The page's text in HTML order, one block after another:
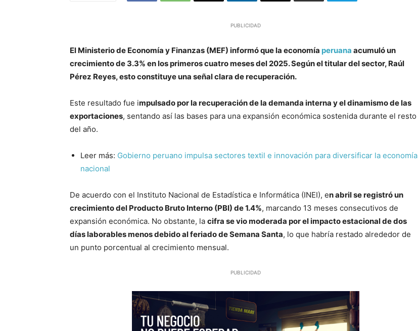
PUBLICIDAD
El Ministerio de Economía y Finanzas (MEF) informó que la economía peruana acumuló un
crecimiento de 3.3% en los primeros cuatro meses del 2025. Según el titular del sector, Raúl
Pérez Reyes, esto constituye una señal clara de recuperación.
Este resultado fue impulsado por la recuperación de la demanda interna y el dinamismo de las
exportaciones, sentando así las bases para una expansión económica sostenida durante el resto
del año.
Leer más: Gobierno peruano impulsa sectores textil e innovación para diversificar la economía
nacional
De acuerdo con el Instituto Nacional de Estadística e Informática (INEI), en abril se registró un
crecimiento del Producto Bruto Interno (PBI) de 1.4%, marcando 13 meses consecutivos de
expansión económica. No obstante, la cifra se vio moderada por el impacto estacional de dos
días laborables menos debido al feriado de Semana Santa, lo que habría restado alrededor de
un punto porcentual al crecimiento mensual.
PUBLICIDAD